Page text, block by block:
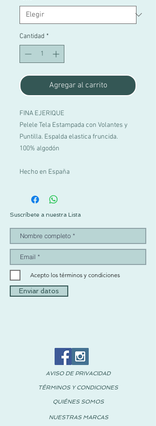
Cantidad *
Agregar al carrito
FINA EJERIQUE
Pelele Tela Estampada con Volantes y
Puntilla. Espalda elastica fruncida.
100% algodón
Hecho en España
Suscríbete a nuestra Lista
Acepto los términos y condiciones
Enviar datos
AVISO DE PRIVACIDAD
TÉRMINOS Y CONDICIONES
QUIÉNES SOMOS
NUESTRAS MARCAS